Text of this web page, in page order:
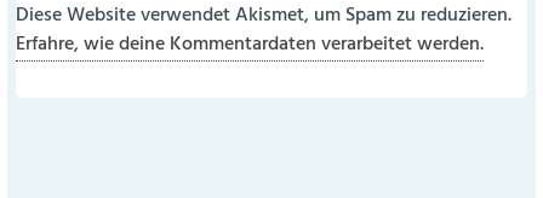
Diese Website verwendet Akismet, um Spam zu reduzieren.
Erfahre, wie deine Kommentardaten verarbeitet werden.